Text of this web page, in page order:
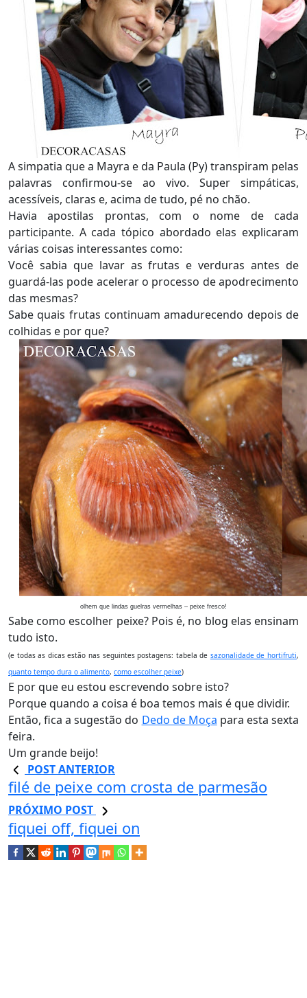
A simpatia que a Mayra e da Paula (Py) transpiram pelas
palavras confirmou-se ao vivo. Super simpáticas,
acessíveis, claras e, acima de tudo, pé no chão.
Havia apostilas prontas, com o nome de cada
participante. A cada tópico abordado elas explicaram
várias coisas interessantes como:
Você sabia que lavar as frutas e verduras antes de
guardá-las pode acelerar o processo de apodrecimento
das mesmas?
Sabe quais frutas continuam amadurecendo depois de
colhidas e por que?
olhem que lindas guelras vermelhas – peixe fresco!
Sabe como escolher peixe? Pois é, no blog elas ensinam
tudo isto.
(e todas as dicas estão nas seguintes postagens: tabela de sazonalidade de hortifruti,
quanto tempo dura o alimento, como escolher peixe)
E por que eu estou escrevendo sobre isto?
Porque quando a coisa é boa temos mais é que dividir.
Então, fica a sugestão do Dedo de Moça para esta sexta
feira.
Um grande beijo!
POST ANTERIOR
filé de peixe com crosta de parmesão
PRÓXIMO POST
fiquei off, fiquei on